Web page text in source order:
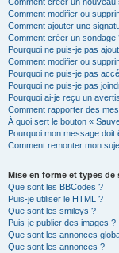
Comment modifier ou
Comment ajouter une
Comment créer un sondage
Pourquoi ne puis-je pas
Comment modifier ou
Pourquoi ne puis-je pas
Pourquoi ne puis-je pas
Pourquoi ai-je reçu un
Comment rapporter des
À quoi sert le bouton «
Pourquoi mon message doit
Comment remonter mon
Mise en forme et types de
Que sont les BBCodes ?
Puis-je utiliser le HTML ?
Que sont les smileys ?
Puis-je publier des images ?
Que sont les annonces
Que sont les annonces ?